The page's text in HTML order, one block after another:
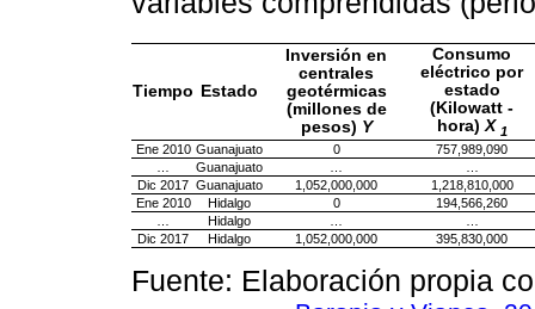
Tiempo Estado
Inversión en
centrales
geotérmicas
(millones de
pesos) Y
Consumo
eléctrico por
estado
(Kilowatt -
hora) X 1
Ene 2010 Guanajuato 0
757,989,090
Guanajuato
Dic 2017 Guanajuato 1,052,000,000
1,218,810,000
Ene 2010
Hidalgo 0
194,566,260
Hidalgo
Dic 2017
Hidalgo 1,052,000,000 395,830,000
Fuente: Elaboración propia